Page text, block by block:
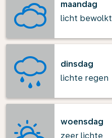
maandag
licht bewolkt
dinsdag
lichte regen
woensdag
zeer lichte